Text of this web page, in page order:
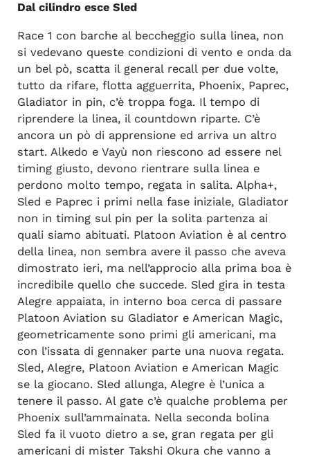
Dal cilindro esce Sled
Race 1 con barche al beccheggio sulla linea, non
si vedevano queste condizioni di vento e onda da
un bel pò, scatta il general recall per due volte,
tutto da rifare, flotta agguerrita, Phoenix, Paprec,
Gladiator in pin, c’è troppa foga. Il tempo di
riprendere la linea, il countdown riparte. C’è
ancora un pò di apprensione ed arriva un altro
start. Alkedo e Vayù non riescono ad essere nel
timing giusto, devono rientrare sulla linea e
perdono molto tempo, regata in salita. Alpha+,
Sled e Paprec i primi nella fase iniziale, Gladiator
non in timing sul pin per la solita partenza ai
quali siamo abituati. Platoon Aviation è al centro
della linea, non sembra avere il passo che aveva
dimostrato ieri, ma nell’approcio alla prima boa è
incredibile quello che succede. Sled gira in testa
Alegre appaiata, in interno boa cerca di passare
Platoon Aviation su Gladiator e American Magic,
geometricamente sono primi gli americani, ma
con l’issata di gennaker parte una nuova regata.
Sled, Alegre, Platoon Aviation e American Magic
se la giocano. Sled allunga, Alegre è l’unica a
tenere il passo. Al gate c’è qualche problema per
Phoenix sull’ammainata. Nella seconda bolina
Sled fa il vuoto dietro a se, gran regata per gli
americani di mister Takshi Okura che vanno a